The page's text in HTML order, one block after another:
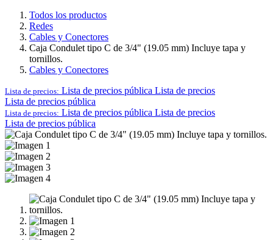
Todos los productos
Redes
Cables y Conectores
Caja Condulet tipo C de 3/4" (19.05 mm) Incluye tapa y
tornillos.
Cables y Conectores
Lista de precios: Lista de precios pública Lista de precios
Lista de precios pública
Lista de precios: Lista de precios pública Lista de precios
Lista de precios pública